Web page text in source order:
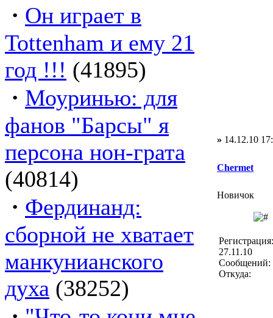
· Он играет в
Tottenham и ему 21
год !!! (41895)
· Моуринью: для
фанов "Барсы" я
персона нон-грата
(40814)
· Фердинанд:
сборной не хватает
манкунианского
духа (38252)
» 14.12.10
Chermet
Новичок
Регистрация:
27.11.10
Сообщений:
Откуда: